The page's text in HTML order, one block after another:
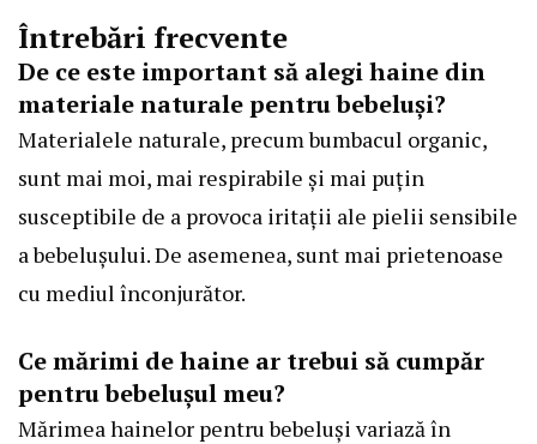
Întrebări frecvente
De ce este important să alegi haine din
materiale naturale pentru bebeluși?
Materialele naturale, precum bumbacul organic,
sunt mai moi, mai respirabile și mai puțin
susceptibile de a provoca iritații ale pielii sensibile
a bebelușului. De asemenea, sunt mai prietenoase
cu mediul înconjurător.
Ce mărimi de haine ar trebui să cumpăr
pentru bebelușul meu?
Mărimea hainelor pentru bebeluși variază în